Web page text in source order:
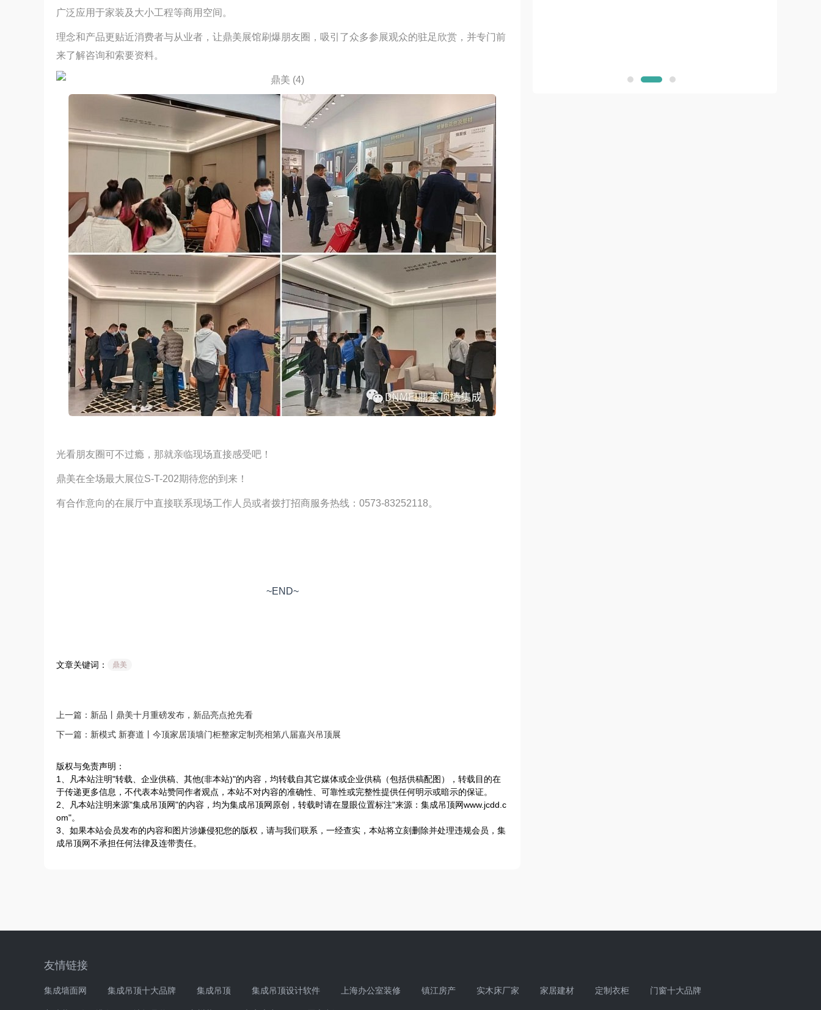
广泛应用于家装及大小工程等商用空间。
理念和产品更贴近消费者与从业者，让鼎美展馆刷爆朋友圈，吸引了众多参展观众的驻足欣赏，并专门前
来了解咨询和索要资料。
光看朋友圈可不过瘾，那就亲临现场直接感受吧！
鼎美在全场最大展位S-T-202期待您的到来！
有合作意向的在展厅中直接联系现场工作人员或者拨打招商服务热线：0573-83252118。
~END~
文章关键词： 鼎美
上一篇：新品丨鼎美十月重磅发布，新品亮点抢先看
下一篇：新模式 新赛道丨今顶家居顶墙门柜整家定制亮相第八届嘉兴吊顶展
版权与免责声明：
1、凡本站注明"转载、企业供稿、其他(非本站)"的内容，均转载自其它媒体或企业供稿（包括供稿配图），转载目的在
于传递更多信息，不代表本站赞同作者观点，本站不对内容的准确性、可靠性或完整性提供任何明示或暗示的保证。
2、凡本站注明来源"集成吊顶网"的内容，均为集成吊顶网原创，转载时请在显眼位置标注"来源：集成吊顶网www.jcdd.c
om"。
3、如果本站会员发布的内容和图片涉嫌侵犯您的版权，请与我们联系，一经查实，本站将立刻删除并处理违规会员，集
成吊顶网不承担任何法律及连带责任。
小乐测评 | 博伸MINI酷系列 M22A厨房空调到底实力如
友情链接
集成墙面网 集成吊顶十大品牌 集成吊顶 集成吊顶设计软件 上海办公室装修 镇江房产 实木床厂家 家居建材 定制衣柜 门窗十大品牌